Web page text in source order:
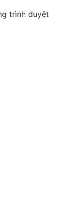
trình duyệt